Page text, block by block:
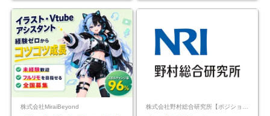
株式会社MiraiBeyond 株式会社野村総合研究所【ポジションマッチ登録】